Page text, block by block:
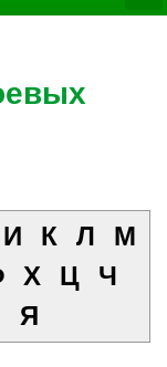
И К Л
М
Х Ц
Ч
Я